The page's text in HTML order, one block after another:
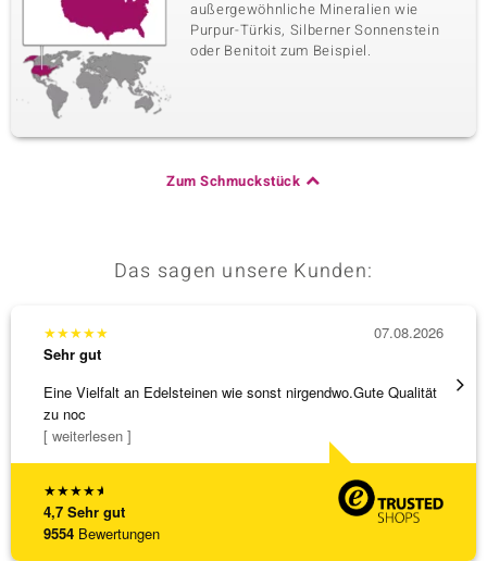
außergewöhnliche Mineralien wie
Purpur-Türkis, Silberner Sonnenstein
oder Benitoit zum Beispiel.
Zum Schmuckstück
Das sagen unsere Kunden:
★★★★★
4,7 Sehr gut
9554 Bewertungen
★★★★★
Sehr gut
Eine Vielfalt an Edelsteinen wie sonst nirgendwo.Gute Qualität
zu noc
[ weiterlesen ]
07.08.2026
Die